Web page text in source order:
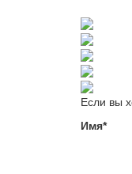
Если вы
Имя*